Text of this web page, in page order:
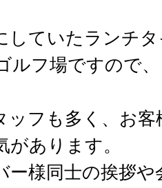
していたランチ
ルフ場ですので
ッフも多く、お
あります。
ー様同士の挨拶